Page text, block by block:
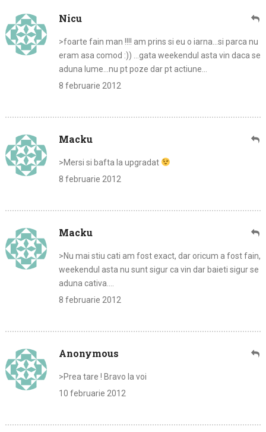
Nicu
>foarte fain man !!!! am prins si eu o iarna…si parca nu
eram asa comod :)) …gata weekendul asta vin daca se
aduna lume…nu pt poze dar pt actiune…
8 februarie 2012
Macku
>Mersi si bafta la upgradat
8 februarie 2012
Macku
>Nu mai stiu cati am fost exact, dar oricum a fost fain,
weekendul asta nu sunt sigur ca vin dar baieti sigur se
aduna cativa….
8 februarie 2012
Anonymous
>Prea tare ! Bravo la voi
10 februarie 2012